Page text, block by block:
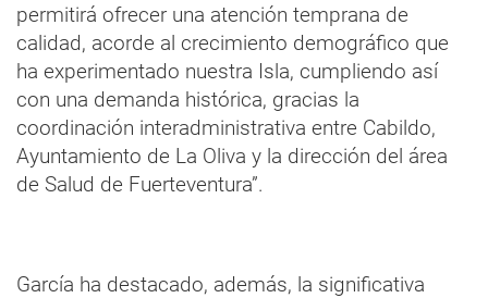
permitirá ofrecer una atención temprana de
calidad, acorde al crecimiento demográfico que
ha experimentado nuestra Isla, cumpliendo así
con una demanda histórica, gracias la
coordinación interadministrativa entre Cabildo,
Ayuntamiento de La Oliva y la dirección del área
de Salud de Fuerteventura”.
García ha destacado, además, la significativa